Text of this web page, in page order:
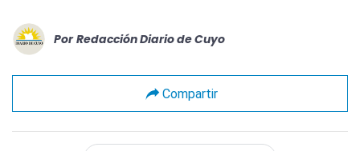
Por Redacción Diario de Cuyo
Compartir